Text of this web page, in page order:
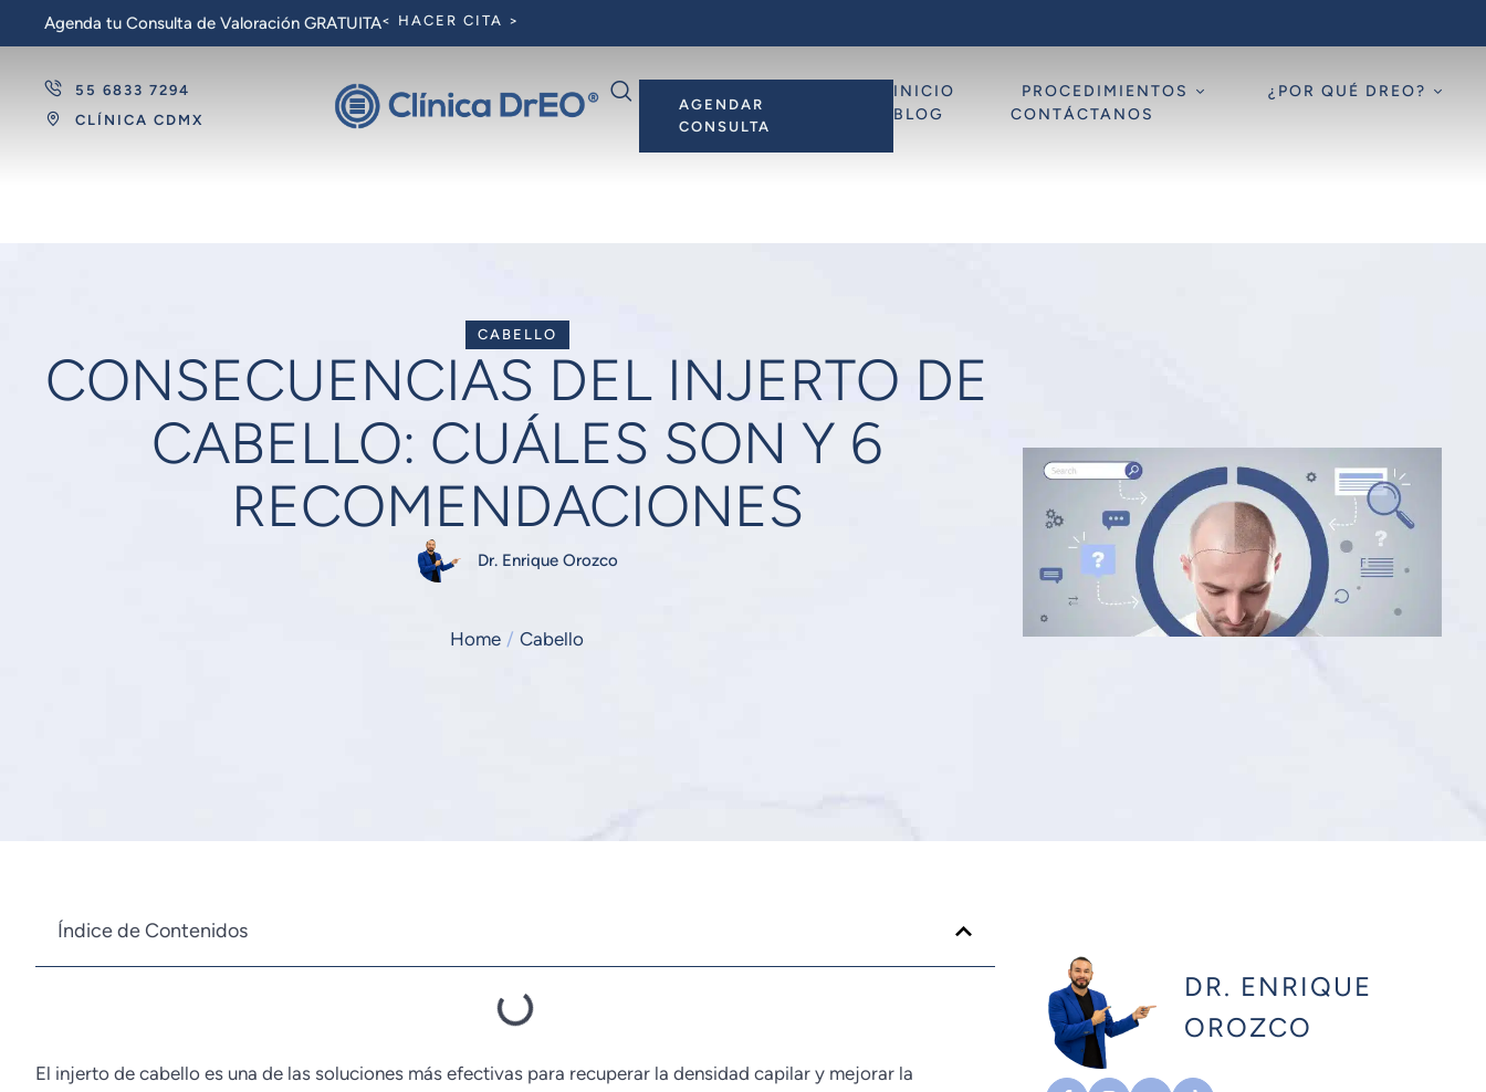
Agenda tu Consulta de Valoración GRATUITA< HACER CITA >
55 6833 7294
CLÍNICA CDMX
AGENDAR
CONSULTA
INICIO PROCEDIMIENTOS
¿POR QUÉ DREO?
BLOG
CONTÁCTANOS
CABELLO
CONSECUENCIAS DEL INJERTO DE
CABELLO: CUÁLES SON Y 6
RECOMENDACIONES
Dr. Enrique Orozco
Home / Cabello
Índice de Contenidos
El injerto de cabello es una de las soluciones más efectivas para recuperar la densidad capilar y mejorar la
DR. ENRIQUE
OROZCO